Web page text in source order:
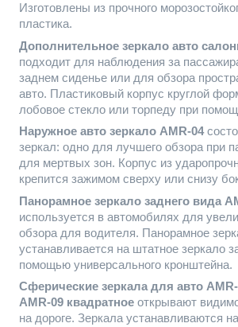
Изготовлены из прочного
пластика.
Дополнительное зеркало авто
подходит для наблюдения за
заднем сиденье или для обзора
авто. Пластиковый корпус круглой
лобовое стекло или торпеду при
Наружное авто зеркало AMR-04
зеркал: одно для лучшего обзора при
для мертвых зон. Корпус из
крепится зажимом сверху или снизу
Панорамное зеркало заднего вида
используется в автомобилях для
обзора для водителя. Панорамное
устанавливается на штатное зеркало
помощью универсального кронштейна.
Сферические зеркала для авто
AMR-09 квадратное открывают
на дороге. Зеркала устанавливаются